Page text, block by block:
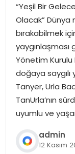
SIYASET
MAGAZIN
“Yeşil Bir
Olacak” Dünya
bırakabilmek
yaygınlaşması
Yönetim Kurulu
doğaya saygılı
Tanyer, Urla
TanUrla’nın
uyumlu ve
admin
12 Kasım